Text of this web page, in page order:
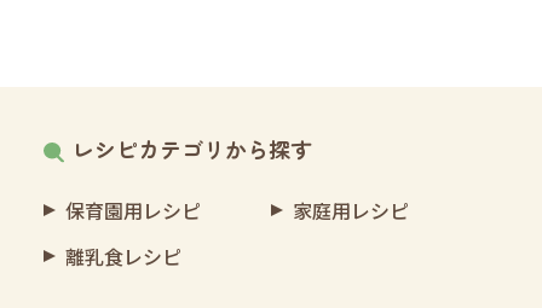
レシピカテゴリから探す
保育園用レシピ
家庭用レシピ
離乳食レシピ